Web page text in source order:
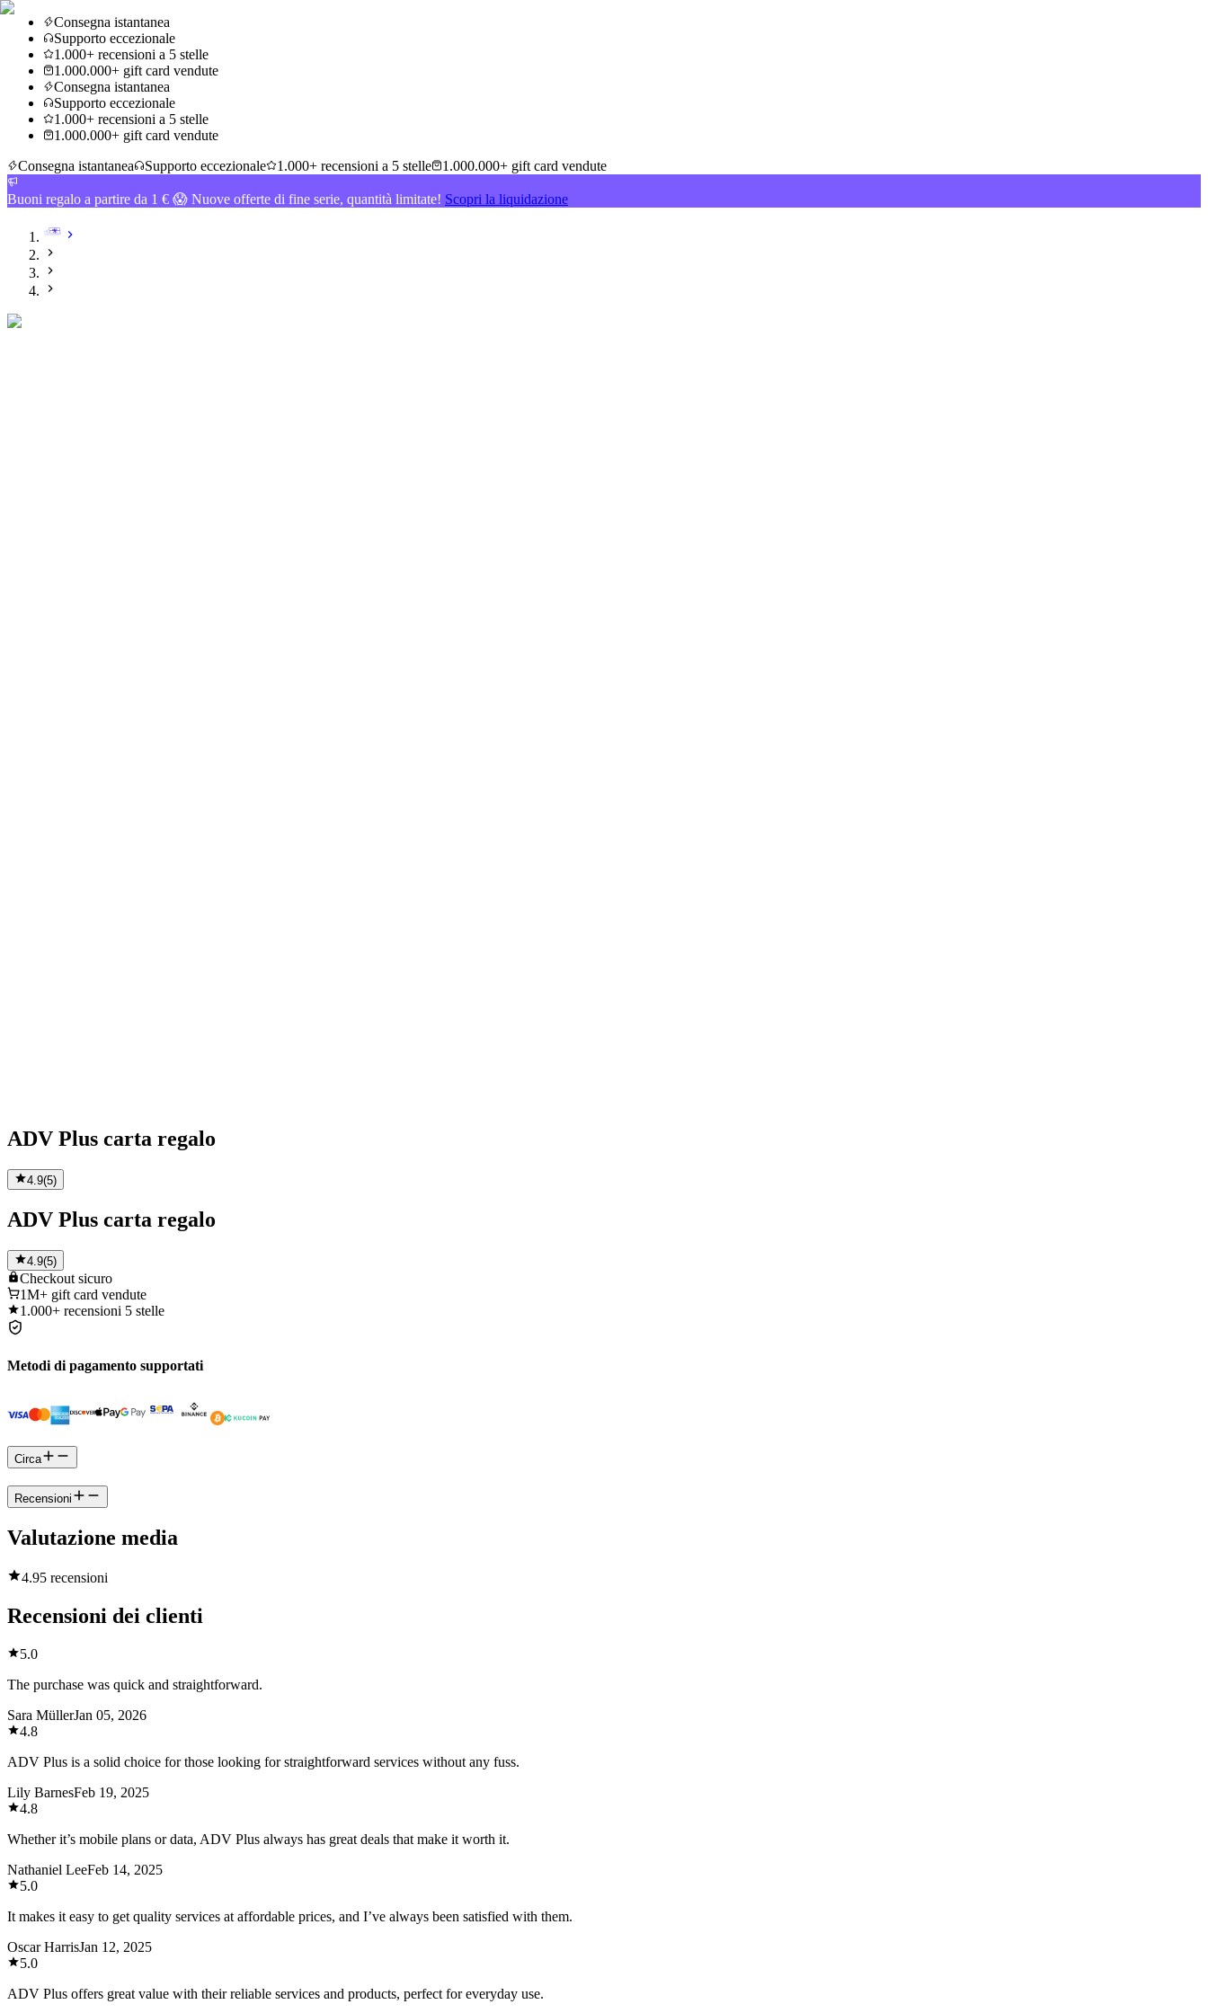
Consegna istantanea
Supporto eccezionale
1.000+ recensioni a 5 stelle
1.000.000+ gift card vendute
Consegna istantanea
Supporto eccezionale
1.000+ recensioni a 5 stelle
1.000.000+ gift card vendute
Consegna istantanea
Supporto eccezionale 1.000+ recensioni a 5 stelle 1.000.000+ gift card vendute
Buoni regalo a partire da 1 € 😱 Nuove offerte di fine serie, quantità limitate! Scopri la liquidazione
ADV Plus carta regalo
4.9(5)
ADV Plus carta regalo
4.9(5)
Checkout sicuro
1M+ gift card vendute
1.000+ recensioni 5 stelle
Metodi di pagamento supportati
Circa
Recensioni
Valutazione media
4.95 recensioni
Recensioni dei clienti
5.0
The purchase was quick and straightforward.
Sara MüllerJan 05, 2026
4.8
ADV Plus is a solid choice for those looking for straightforward services without any fuss.
Lily BarnesFeb 19, 2025
4.8
Whether it’s mobile plans or data, ADV Plus always has great deals that make it worth it.
Nathaniel LeeFeb 14, 2025
5.0
It makes it easy to get quality services at affordable prices, and I’ve always been satisfied with them.
Oscar HarrisJan 12, 2025
5.0
ADV Plus offers great value with their reliable services and products, perfect for everyday use.